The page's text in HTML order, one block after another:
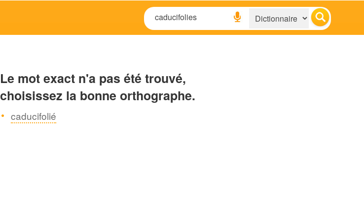
Le mot exact n'a pas été trouvé,
choisissez la bonne orthographe.
caducifolié